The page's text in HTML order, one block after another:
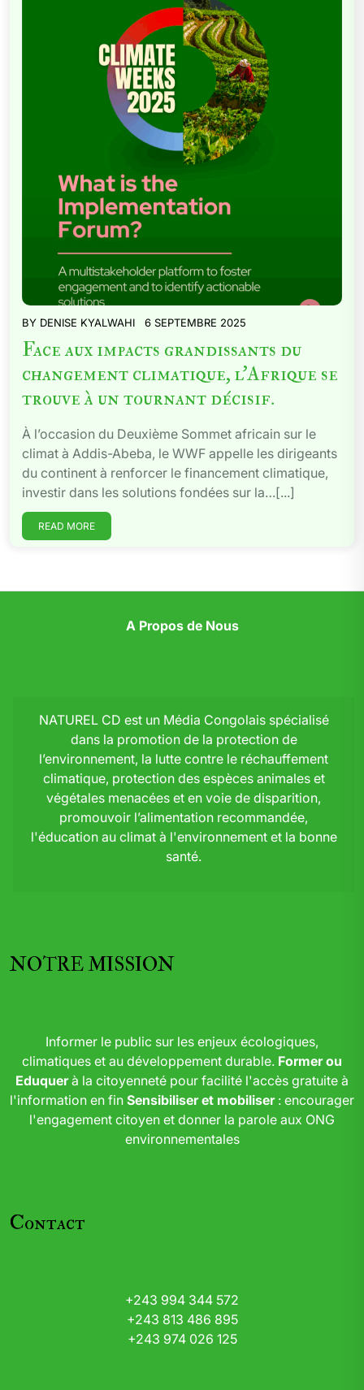
BY DENISE KYALWAHI 6 SEPTEMBRE 2025
Face aux impacts grandissants du
changement climatique, l’Afrique se
trouve à un tournant décisif.
À l’occasion du Deuxième Sommet africain sur le
climat à Addis-Abeba, le WWF appelle les dirigeants
du continent à renforcer le financement climatique,
investir dans les solutions fondées sur la…[...]
READ MORE
A Propos de Nous
NATUREL CD est un Média Congolais spécialisé
dans la promotion de la protection de
l’environnement, la lutte contre le réchauffement
climatique, protection des espèces animales et
végétales menacées et en voie de disparition,
promouvoir l’alimentation recommandée,
l'éducation au climat à l'environnement et la bonne
santé.
NOTRE MISSION
Informer le public sur les enjeux écologiques,
climatiques et au développement durable. Former ou
Eduquerà la citoyenneté pour facilité l'accès gratuite à
l'information en fin Sensibiliser et mobiliser: encourager
l'engagement citoyen et donner la parole aux ONG
environnementales
Contact
+243 994 344 572
+243 813 486 895
+243 974 026 125